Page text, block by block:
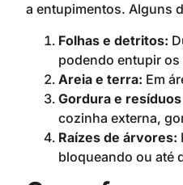
a entupimentos. Alguns
Folhas e detritos:
podendo entupir
Areia e terra: Em
Gordura e
cozinha externa,
Raízes de árvores:
bloqueando ou até